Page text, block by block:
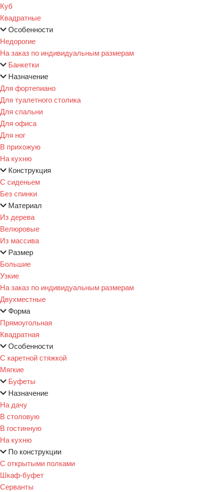
Куб
Квадратные
Особенности
Недорогие
На заказ по индивидуальным размерам
Банкетки
Назначение
Для фортепиано
Для туалетного столика
Для спальни
Для офиса
Для ног
В прихожую
На кухню
Конструкция
С сиденьем
Без спинки
Материал
Из дерева
Велюровые
Из массива
Размер
Большие
Узкие
На заказ по индивидуальным размерам
Двухместные
Форма
Прямоугольная
Квадратная
Особенности
С каретной стяжкой
Мягкие
Буфеты
Назначение
На дачу
В столовую
В гостинную
На кухню
По конструкции
С открытыми полками
Шкаф-буфет
Серванты